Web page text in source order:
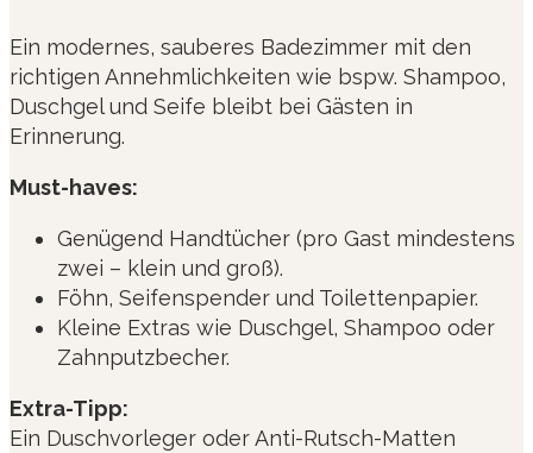
Ein modernes, sauberes Badezimmer mit den
richtigen Annehmlichkeiten wie bspw. Shampoo,
Duschgel und Seife bleibt bei Gästen in
Erinnerung.
Must-haves:
Genügend Handtücher (pro Gast mindestens
zwei – klein und groß).
Föhn, Seifenspender und Toilettenpapier.
Kleine Extras wie Duschgel, Shampoo oder
Zahnputzbecher.
Extra-Tipp:
Ein Duschvorleger oder Anti-Rutsch-Matten